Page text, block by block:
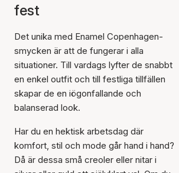
fest
Det unika med Enamel Copenhagen-
smycken är att de fungerar i alla
situationer. Till vardags lyfter de snabbt
en enkel outfit och till festliga tillfällen
skapar de en iögonfallande och
balanserad look.
Har du en hektisk arbetsdag där
komfort, stil och mode går hand i hand?
Då är dessa små creoler eller nitar i